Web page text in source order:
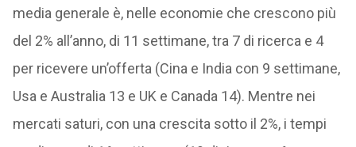
media generale è, nelle economie che crescono più
del 2% all’anno, di 11 settimane, tra 7 di ricerca e 4
per ricevere un’offerta (Cina e India con 9 settimane,
Usa e Australia 13 e UK e Canada 14). Mentre nei
mercati saturi, con una crescita sotto il 2%, i tempi